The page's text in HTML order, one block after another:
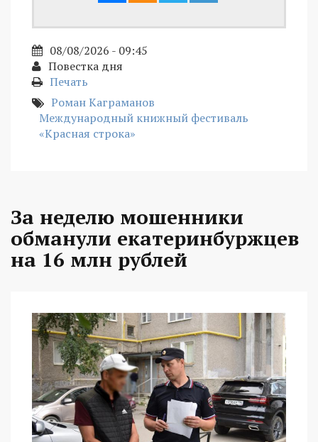
08/08/2026 - 09:45
Повестка дня
Печать
Роман Каграманов
Международный книжный фестиваль
«Красная строка»
За неделю мошенники
обманули екатеринбуржцев
на 16 млн рублей